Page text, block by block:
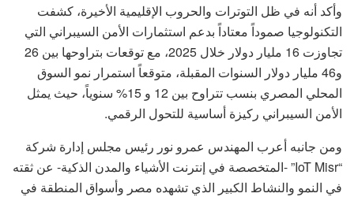
وأكد أنه في ظل التوترات والحروب الإقليمية الأخيرة، كشفت
التكنولوجيا صموداً معتاداً بدعم استثمارات الأمن السيبراني التي
تجاوزت 16 مليار دولار خلال 2025، مع توقعات بتراوحها بين 26
و46 مليار دولار السنوات المقبلة، متوقعاً استمرار نمو السوق
المحلي المصري بنسب تتراوح بين 12 و 15% سنوياً، حيث يمثل
الأمن السيبراني ركيزة أساسية للتحول الرقمي.
ومن جانبه أعرب المهندس عمرو نور رئيس مجلس إدارة شركة
“IoT Misr” -المتخصصة في إنترنت الأشياء والمدن الذكية- عن ثقته
في النمو والنشاط الكبير الذي تشهده مصر وأسواق المنطقة في